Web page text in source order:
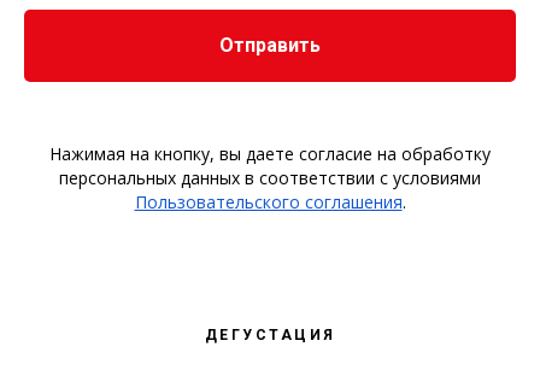
Отправить
Нажимая на кнопку, вы даете согласие на обработку
персональных данных в соответствии с условиями
Пользовательского соглашения.
ДЕГУСТАЦИЯ